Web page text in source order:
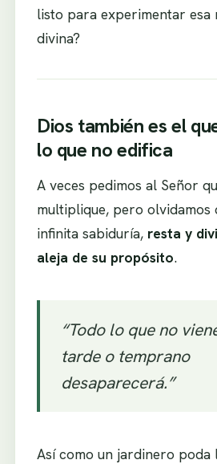
listo para experimentar esa
divina?
Dios también es el
lo que no edifica
A veces pedimos al Señor
multiplique, pero olvidamos
infinita sabiduría, resta y
aleja de su propósito.
“Todo lo que no
tarde o temprano
desaparecerá.”
Así como un jardinero poda